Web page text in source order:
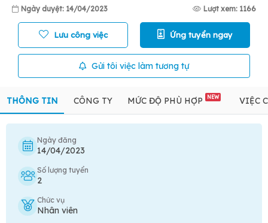
Ngày duyệt: 14/04/2023 Lượt xem: 1166
Lưu công việc Ứng tuyển ngay
Gửi tôi việc làm tương tự
THÔNG TIN CÔNG TY MỨC ĐỘ PHÙ HỢP NEW VIỆC
Ngày đăng
14/04/2023
Số lượng tuyển
2
Chức vụ
Nhân viên